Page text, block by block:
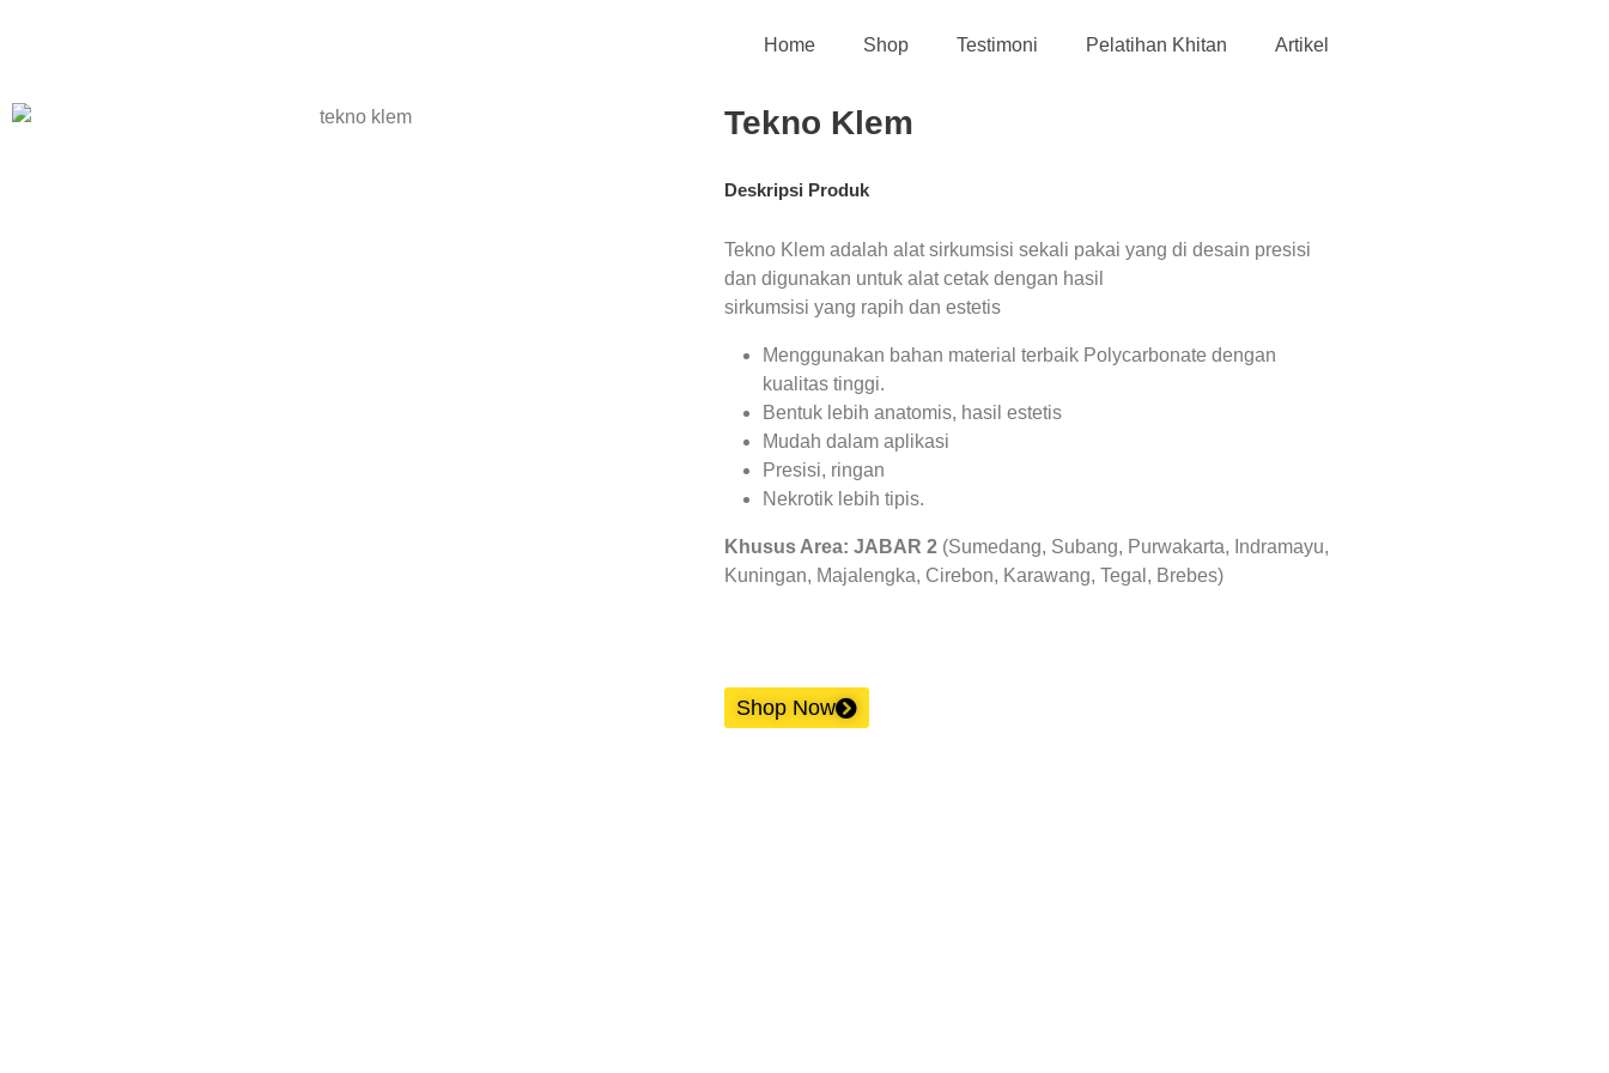
Home Shop Testimoni Pelatihan Khitan Artikel
Tekno Klem
Deskripsi Produk
Tekno Klem adalah alat sirkumsisi sekali pakai yang di desain presisi
dan digunakan untuk alat cetak dengan hasil
sirkumsisi yang rapih dan estetis
Menggunakan bahan material terbaik Polycarbonate dengan
kualitas tinggi.
Bentuk lebih anatomis, hasil estetis
Mudah dalam aplikasi
Presisi, ringan
Nekrotik lebih tipis.
Khusus Area: JABAR 2(Sumedang, Subang, Purwakarta, Indramayu,
Kuningan, Majalengka, Cirebon, Karawang, Tegal, Brebes)
Shop Now